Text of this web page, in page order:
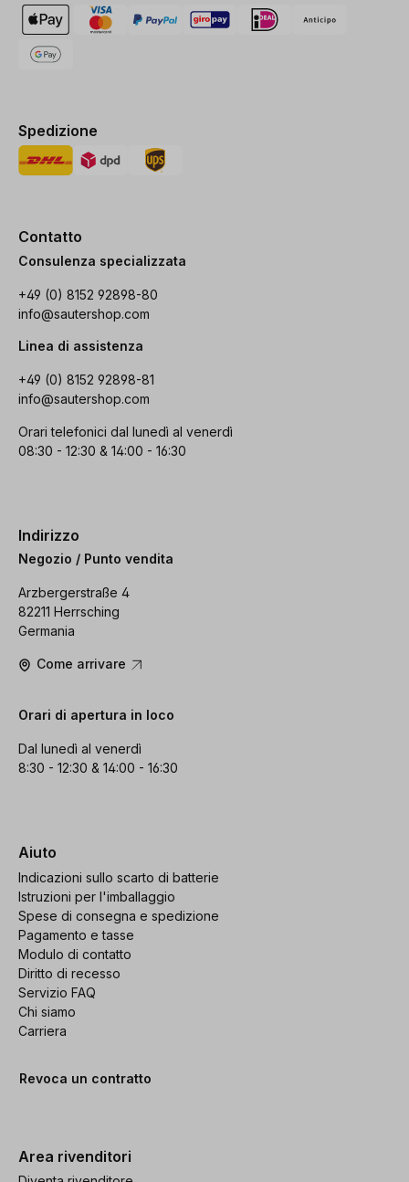
Spedizione
Contatto
Consulenza specializzata
+49 (0) 8152 92898-80
info@sautershop.com
Linea di assistenza
+49 (0) 8152 92898-81
info@sautershop.com
Orari telefonici dal lunedì al venerdì
08:30 - 12:30 & 14:00 - 16:30
Indirizzo
Negozio / Punto vendita
Arzbergerstraße 4
82211 Herrsching
Germania
Come arrivare
Orari di apertura in loco
Dal lunedì al venerdì
8:30 - 12:30 & 14:00 - 16:30
Aiuto
Indicazioni sullo scarto di batterie
Istruzioni per l'imballaggio
Spese di consegna e spedizione
Pagamento e tasse
Modulo di contatto
Diritto di recesso
Servizio FAQ
Chi siamo
Carriera
Revoca un contratto
Area rivenditori